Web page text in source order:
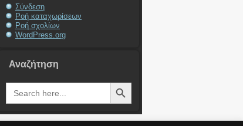
Σύνδεση
Ροή καταχωρίσεων
Ροή σχολίων
WordPress.org
Αναζήτηση
Search
for:
Search Button